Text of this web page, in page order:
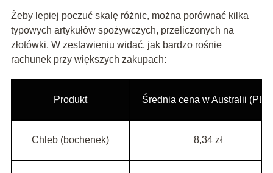
Żeby lepiej poczuć skalę różnic, można porównać kilka
typowych artykułów spożywczych, przeliczonych na
złotówki. W zestawieniu widać, jak bardzo rośnie
rachunek przy większych zakupach:
Produkt Średnia cena w Australii
Chleb (bochenek) 8,34 zł